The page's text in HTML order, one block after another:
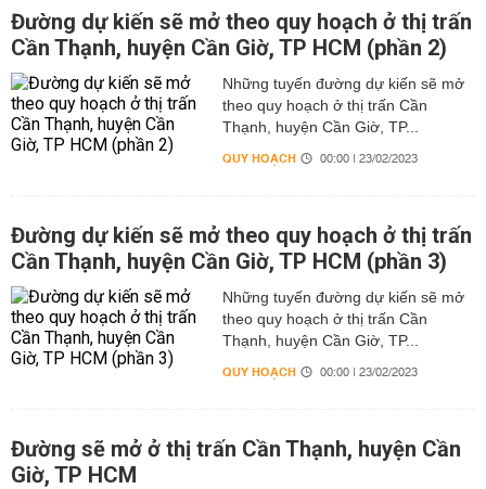
Đường dự kiến sẽ mở theo quy hoạch ở thị trấn
Cần Thạnh, huyện Cần Giờ, TP HCM (phần 2)
Những tuyến đường dự kiến sẽ mở
theo quy hoạch ở thị trấn Cần
Thạnh, huyện Cần Giờ, TP...
QUY HOẠCH 00:00 | 23/02/2023
Đường dự kiến sẽ mở theo quy hoạch ở thị trấn
Cần Thạnh, huyện Cần Giờ, TP HCM (phần 3)
Những tuyến đường dự kiến sẽ mở
theo quy hoạch ở thị trấn Cần
Thạnh, huyện Cần Giờ, TP...
QUY HOẠCH 00:00 | 23/02/2023
Đường sẽ mở ở thị trấn Cần Thạnh, huyện Cần
Giờ, TP HCM